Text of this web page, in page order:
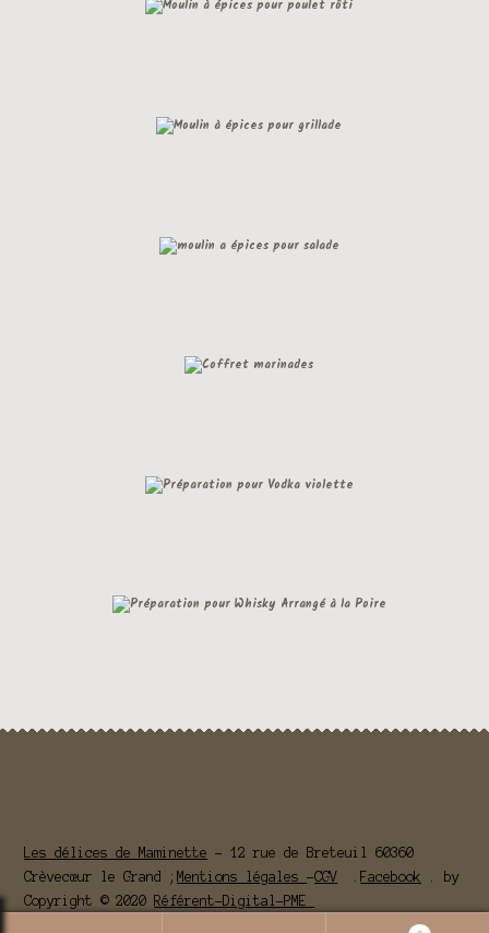
Les délices de Maminette - 12 rue de Breteuil 60360
Crèvecœur le Grand ; Mentions légales-CGV Facebook . by
Copyright © 2020 Référent-Digital-PME